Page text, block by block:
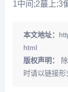
1中间;2蕞上;3
本文地址：
html
版权声明：
时请以链接形